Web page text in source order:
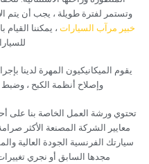
وتستمر لفترة طويلة ، يجب أن يتم
‏خبير مرآب السيارات‏ ‏، يمكننا
‏يقوم الميكانيكيون المهرة لدينا
وإصلاح أنظمة الكبح ،
‏تحتوي ورشة العمل الخاصة بنا على
معايير الشركة المصنعة الأكثر
سيارتك الفرنسية الجودة العالية
مجدها السابق أو نجري